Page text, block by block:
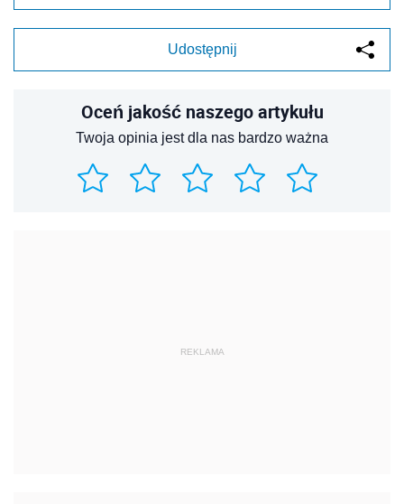
Udostępnij
Oceń jakość naszego artykułu
Twoja opinia jest dla nas bardzo ważna
REKLAMA